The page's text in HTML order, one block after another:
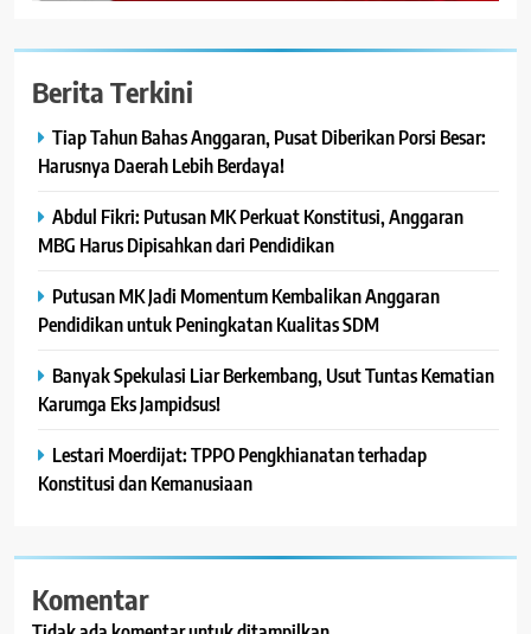
Berita Terkini
Tiap Tahun Bahas Anggaran, Pusat Diberikan Porsi Besar:
Harusnya Daerah Lebih Berdaya!
Abdul Fikri: Putusan MK Perkuat Konstitusi, Anggaran
MBG Harus Dipisahkan dari Pendidikan
Putusan MK Jadi Momentum Kembalikan Anggaran
Pendidikan untuk Peningkatan Kualitas SDM
Banyak Spekulasi Liar Berkembang, Usut Tuntas Kematian
Karumga Eks Jampidsus!
Lestari Moerdijat: TPPO Pengkhianatan terhadap
Konstitusi dan Kemanusiaan
Komentar